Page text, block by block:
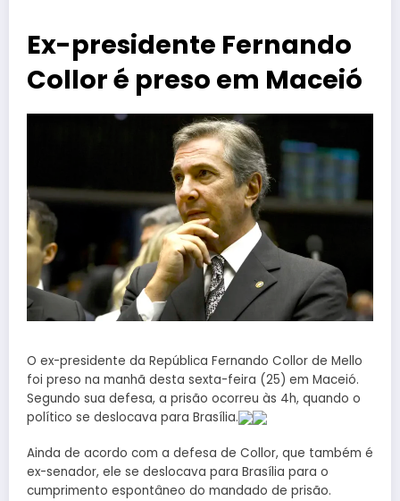
Ex-presidente Fernando
Collor é preso em Maceió
O ex-presidente da República Fernando Collor de Mello
foi preso na manhã desta sexta-feira (25) em Maceió.
Segundo sua defesa, a prisão ocorreu às 4h, quando o
político se deslocava para Brasília.
Ainda de acordo com a defesa de Collor, que também é
ex-senador, ele se deslocava para Brasília para o
cumprimento espontâneo do mandado de prisão.